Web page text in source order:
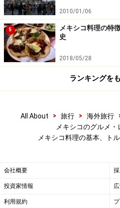
2010/01/06
5
メキシコ料理の特
史
2018/05/28
ランキングを
All About > 旅行 > 海外旅行
メキシコのグルメ・
メキシコ料理の基本、ト
会社概要
投資家情報
利用規約